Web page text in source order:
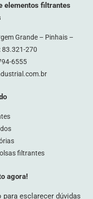
elementos filtrantes
Grande – Pinhais –
83.321-270
6555
filtrantes
agora!
esclarecer dúvidas